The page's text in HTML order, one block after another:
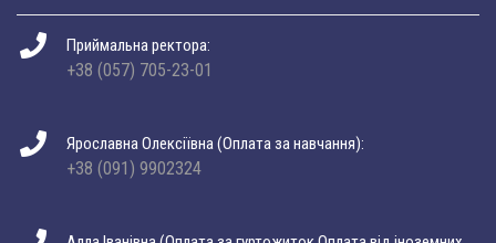
Приймальна ректора:
+38 (057) 705-23-01
Ярославна Олексіївна (Оплата за навчання):
+38 (091) 9902324